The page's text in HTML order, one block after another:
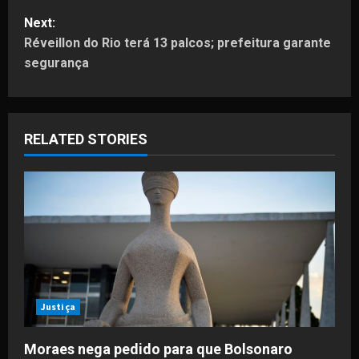
s
t
a
v
i
g
o
Next:
Réveillon do Rio terá 13 palcos; prefeitura garante
segurança
RELATED STORIES
Justiça
Moraes nega pedido para que Bolsonaro